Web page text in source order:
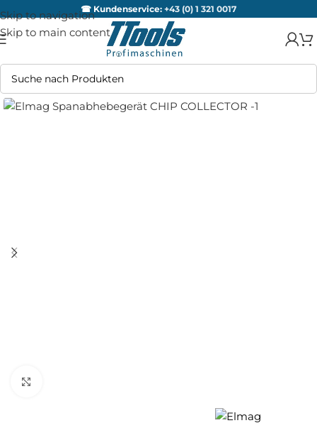
Skip to navigation
Skip to main content
☎ Kundenservice: +43 (0) 1 321 0017